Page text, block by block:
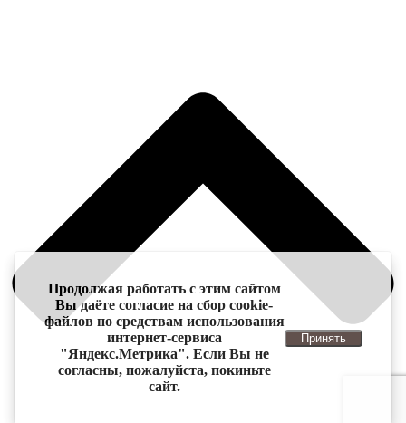
Продолжая работать с этим сайтом
Вы даёте согласие на сбор cookie-
файлов по средствам использования
интернет-сервиса
"Яндекс.Метрика". Если Вы не
согласны, пожалуйста, покиньте
сайт.
Принять